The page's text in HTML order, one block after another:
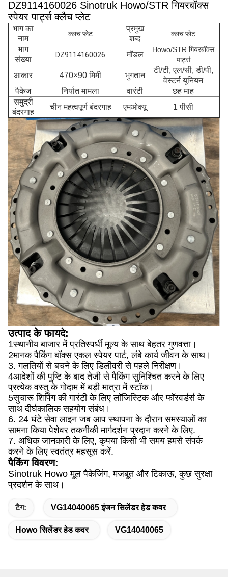
DZ9114160026 Sinotruk Howo/STR गियरबॉक्स
स्पेयर पार्ट्स क्लैच प्लेट
भाग का
नाम
क्लच प्लेट
प्रमुख
शब्द
क्लच प्लेट
भाग
संख्या
DZ9114160026 मॉडल
Howo/STR गियरबॉक्स
पार्ट्स
आकार 470×90 मिमी भुगतान
टी/टी, एल/सी, डी/पी,
वेस्टर्न यूनियन
पैकेज
निर्यात मामला वारंटी
छह माह
समुद्री
बंदरगाह
चीन महत्वपूर्ण बंदरगाह एमओक्यू 1 पीसी
उत्पाद के फायदे:
1स्थानीय बाजार में प्रतिस्पर्धी मूल्य के साथ बेहतर गुणवत्ता।
2मानक पैकिंग बॉक्स एकल स्पेयर पार्ट, लंबे कार्य जीवन के साथ।
3. गलतियों से बचने के लिए डिलीवरी से पहले निरीक्षण।
4आदेशों की पुष्टि के बाद तेजी से पैकिंग सुनिश्चित करने के लिए
प्रत्येक वस्तु के गोदाम में बड़ी मात्रा में स्टॉक।
5सुचारू शिपिंग की गारंटी के लिए लॉजिस्टिक और फॉरवर्डर्स के
साथ दीर्घकालिक सहयोग संबंध।
6. 24 घंटे सेवा लाइन जब आप स्थापना के दौरान समस्याओं का
सामना किया पेशेवर तकनीकी मार्गदर्शन प्रदान करने के लिए.
7. अधिक जानकारी के लिए, कृपया किसी भी समय हमसे संपर्क
करने के लिए स्वतंत्र महसूस करें.
पैकिंग विवरण:
Sinotruk Howo मूल पैकेजिंग, मजबूत और टिकाऊ, कुछ सुरक्षा
प्रदर्शन के साथ।
टैग: VG14040065 इंजन सिलेंडर हेड कवर
Howo सिलेंडर हेड कवर VG14040065